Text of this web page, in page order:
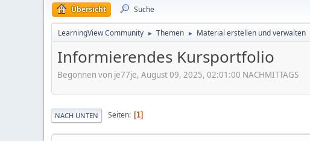
Übersicht Suche
LearningView Community ► Themen ► Material erstellen und verwalten
Informierendes Kursportfolio
Begonnen von je77je, August 09, 2025, 02:01:00 NACHMITTAGS
NACH UNTEN Seiten 1